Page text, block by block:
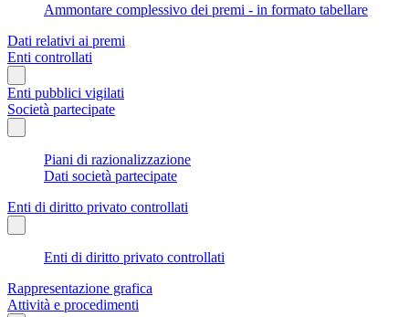
Ammontare complessivo dei premi - in formato tabellare
Dati relativi ai premi
Enti controllati
Enti pubblici vigilati
Società partecipate
Piani di razionalizzazione
Dati società partecipate
Enti di diritto privato controllati
Enti di diritto privato controllati
Rappresentazione grafica
Attività e procedimenti